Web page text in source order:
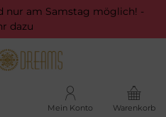
nur am Samstag möglich! -
dazu
Warenkorb
Mein Konto